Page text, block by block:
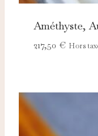
Améthyste,
217,50 € Hors